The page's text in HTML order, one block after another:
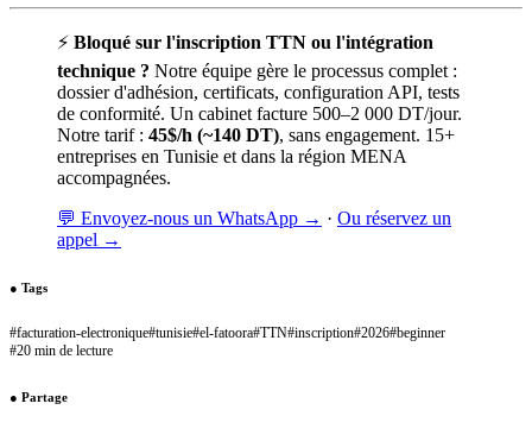
⚡ Bloqué sur l'inscription TTN ou l'intégration
technique ? Notre équipe gère le processus complet :
dossier d'adhésion, certificats, configuration API, tests
de conformité. Un cabinet facture 500–2 000 DT/jour.
Notre tarif : 45$/h (~140 DT), sans engagement. 15+
entreprises en Tunisie et dans la région MENA
accompagnées.
💬 Envoyez-nous un WhatsApp → · Ou réservez un
appel →
● Tags
#facturation-electronique#tunisie#el-fatoora#TTN#inscription#2026#beginner
#20 min de lecture
● Partage